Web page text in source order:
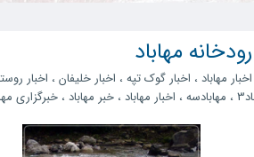
اخبار مهاباد ، اخبار گوک تپه ، اخبار خلیفان ، اخبار
، مهابادسه ، اخبار مهاباد ،خبر مهاباد ،خبرگزاری